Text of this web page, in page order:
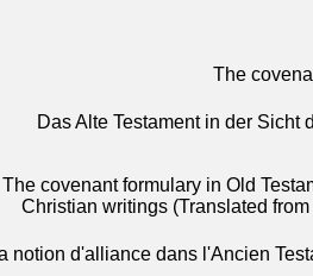
The
Das Alte Testament in der Sicht
The covenant formulary in Old
Christian writings (Translated
notion d'alliance dans l'Ancien